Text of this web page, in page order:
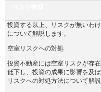
投資する以上、リスクが無いわ
について解説します。
空室リスクへの対処
投資不動産には空室リスクが存
低下し、投資の成果に影響を及
リスクへの対処方法について解説